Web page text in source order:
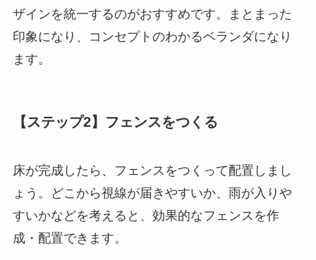
ザインを統一するのがおすすめです。まとまった
印象になり、コンセプトのわかるベランダになり
ます。
【ステップ2】フェンスをつくる
床が完成したら、フェンスをつくって配置しまし
ょう。
どこから視線が届きやすいか、雨が入りや
すいかなどを考えると、効果的なフェンスを作
成・配置できます。